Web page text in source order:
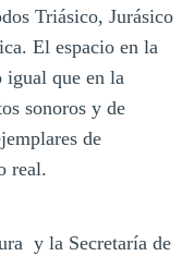
Triásico, Jurásico
El espacio en la
igual que en la
sonoros y de
de
real.
y la Secretaría de